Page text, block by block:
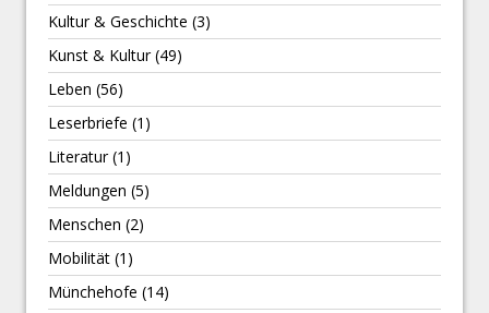
Kultur & Geschichte (3)
Kunst & Kultur(49)
Leben (56)
Leserbriefe (1)
Literatur(1)
Meldungen (5)
Menschen (2)
Mobilität (1)
Münchehofe (14)